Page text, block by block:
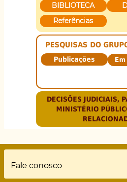
BIBLIOTECA
Referências
PESQUISAS DO
Publicações
DECISÕES JUDICIAIS,
MINISTÉRIO
Rodapé
Fale conosco